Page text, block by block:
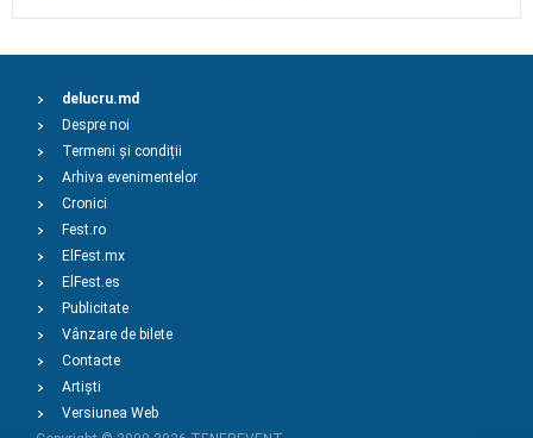
delucru.md
Despre noi
Termeni și condiții
Arhiva evenimentelor
Cronici
Fest.ro
ElFest.mx
ElFest.es
Publicitate
Vânzare de bilete
Contacte
Artiști
Versiunea Web